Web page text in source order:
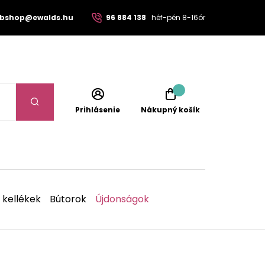
96 884 138 héf-pén 8-16ór
Prihlásenie Nákupný košík
Bútorok Újdonságok